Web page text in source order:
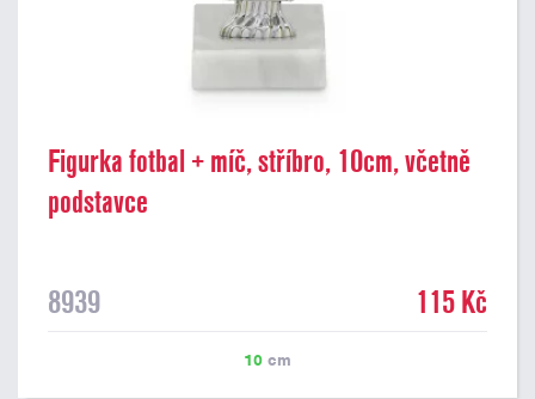
Figurka fotbal + míč, stříbro, 10cm, včetně
podstavce
8939 115 Kč
10 cm